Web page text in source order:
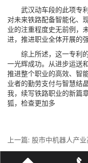
武汉动车段的此项专利
对未来铁路配备智能化、
业的注重程度史无前例，
进，推进职业全体开展的强
综上所述，这一专利的
一光辉成功。从进步运送
推进整个职业的高效、智
业者的勤劳支付与智慧结
我，续写铁路职业的新篇
狐，检查更加多
上一篇: 股市中机器人产
武义荣华工贸获得智能共